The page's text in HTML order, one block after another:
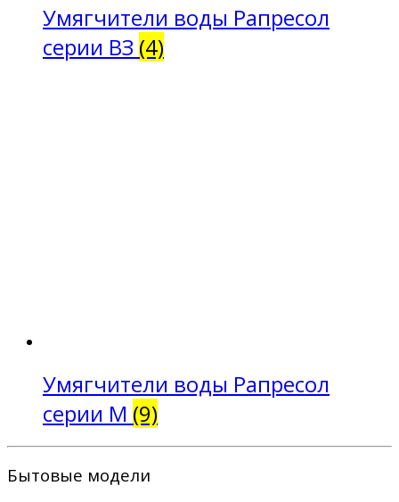
Умягчители воды Рапресол
серии ВЗ (4)
Умягчители воды Рапресол
серии М (9)
Бытовые модели